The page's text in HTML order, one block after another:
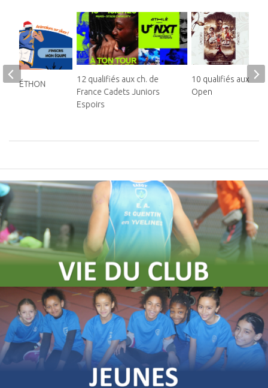
12 qualifiés aux ch. de
France Cadets Juniors
Espoirs
10 qualifiés aux
Open
TÉLÉTHON